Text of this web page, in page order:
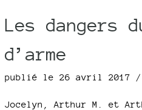
Les dangers
d’arme
publié le 26 avril 2017 /
Jocelyn, Arthur M. et